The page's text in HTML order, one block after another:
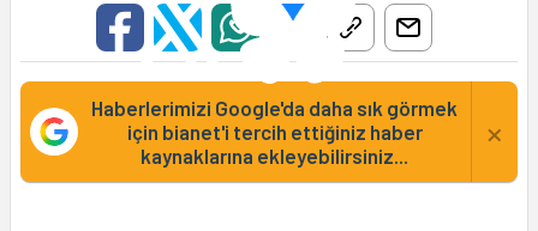
Haberlerimizi Google'da daha sık görmek
için bianet'i tercih ettiğiniz haber
kaynaklarına ekleyebilirsiniz...
×